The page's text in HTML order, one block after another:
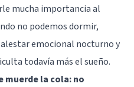
mucha importancia al
no podemos dormir,
emocional nocturno y
todavía más el sueño.
muerde la cola: no